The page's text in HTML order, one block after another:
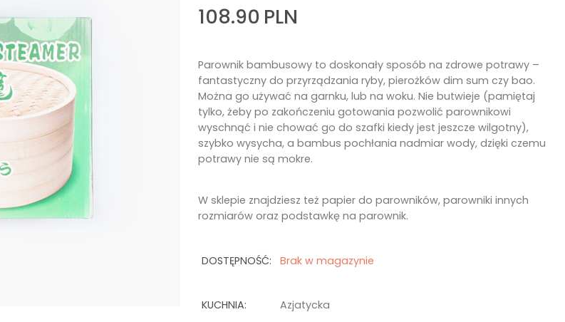
108.90 PLN
Parownik bambusowy to doskonały sposób na zdrowe potrawy –
fantastyczny do przyrządzania ryby, pierożków dim sum czy bao.
Można go używać na garnku, lub na woku. Nie butwieje (pamiętaj
tylko, żeby po zakończeniu gotowania pozwolić parownikowi
wyschnąć i nie chować go do szafki kiedy jest jeszcze wilgotny),
szybko wysycha, a bambus pochłania nadmiar wody, dzięki czemu
potrawy nie są mokre.
W sklepie znajdziesz też papier do parowników, parowniki innych
rozmiarów oraz podstawkę na parownik.
DOSTĘPNOŚĆ: Brak w magazynie
KUCHNIA: Azjatycka